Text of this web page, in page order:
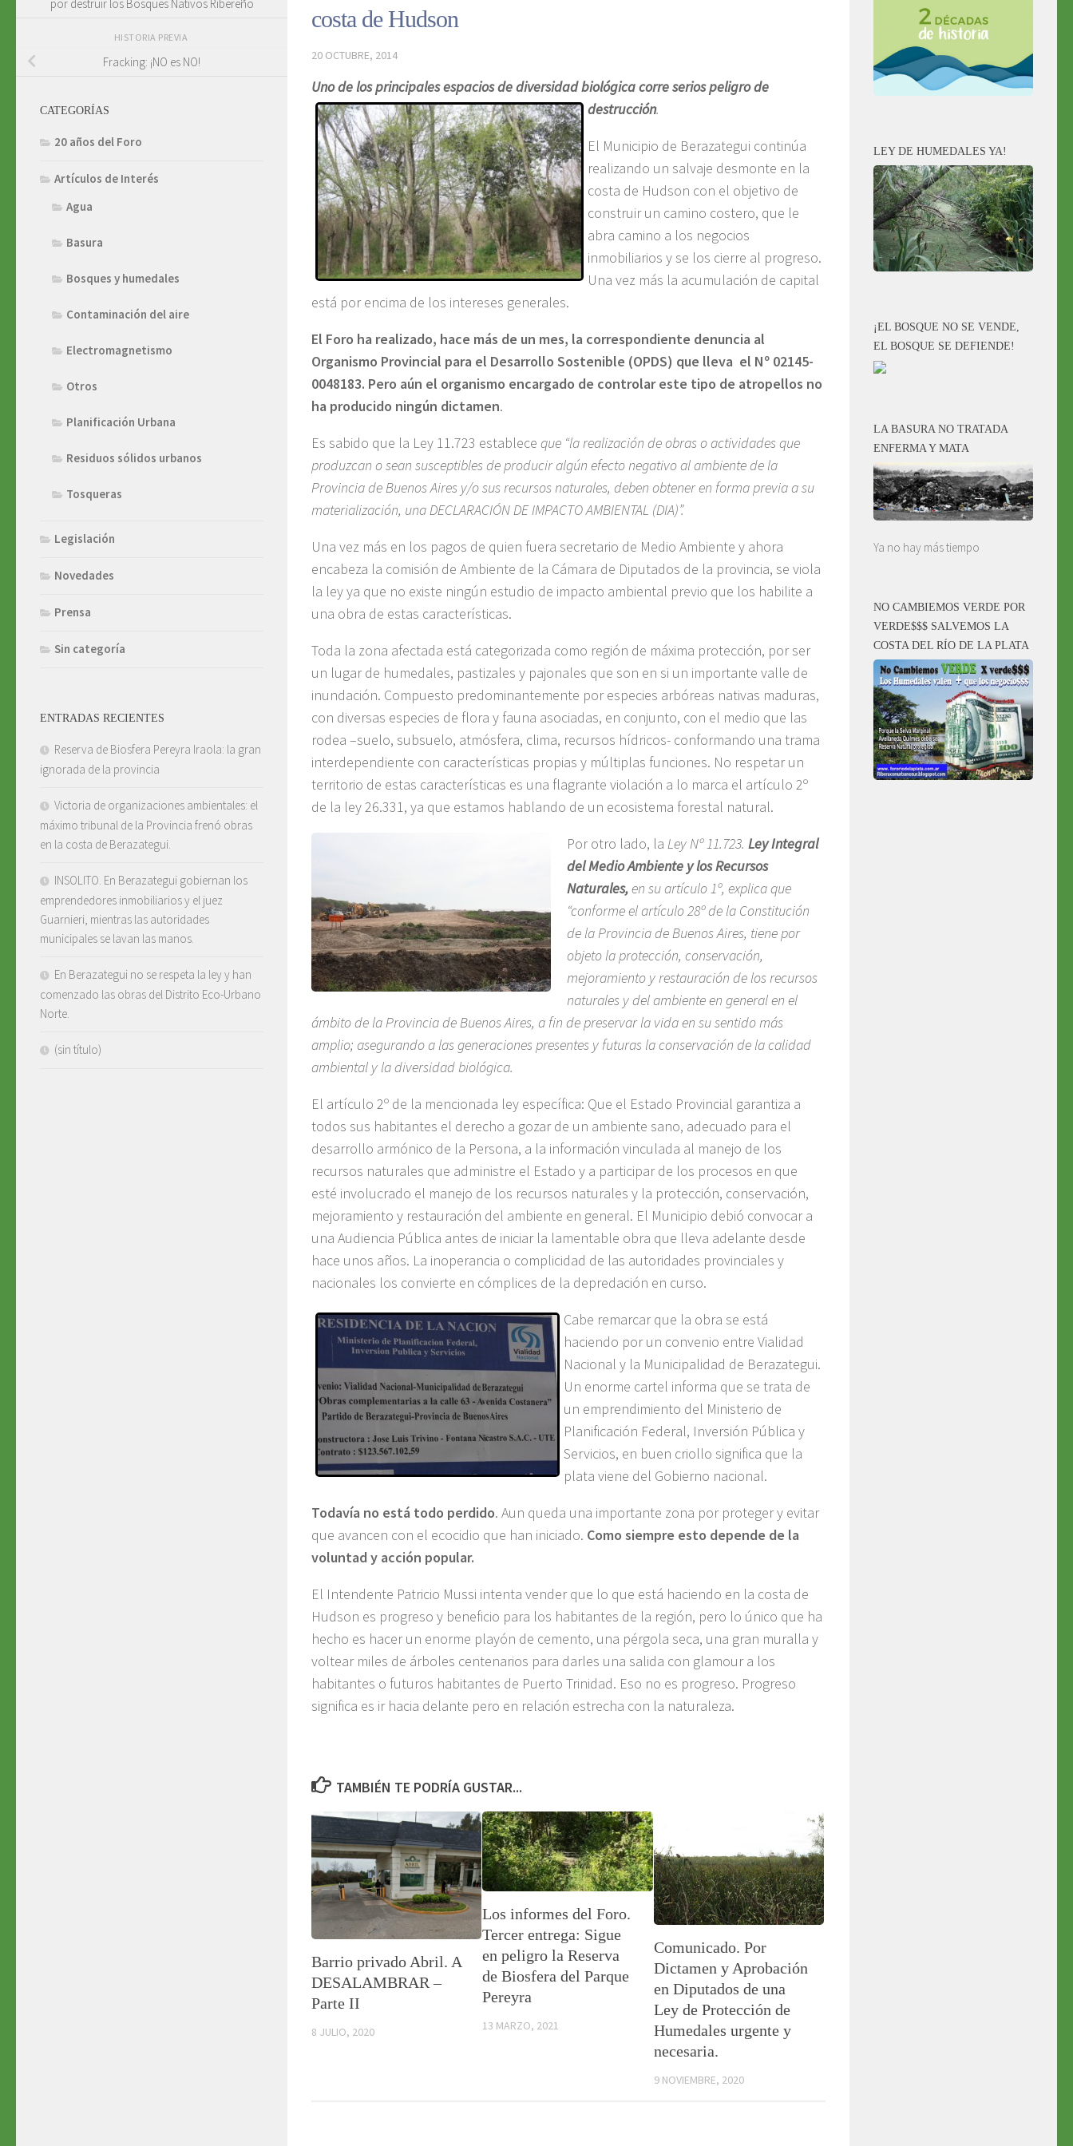
costa de Hudson
20 OCTUBRE, 2014
Uno de los principales espacios de diversidad biológicacorre serios peligro de
destrucción.
El Municipio de Berazategui continúa
realizando un salvaje desmonte en la
costa de Hudson con el objetivo de
construir un camino costero, que le
abra camino a los negocios
inmobiliarios y se los cierre al progreso.
Una vez más la acumulación de capital
está por encima de los intereses generales.
El Foro ha realizado, hace más de un mes, la correspondiente denuncia al
Organismo Provincial para el Desarrollo Sostenible (OPDS) que lleva el Nº 02145-
0048183. Pero aún el organismo encargado de controlar este tipo de atropellos no
ha producido ningún dictamen.
Es sabido que la Ley 11.723 establece que “la realización de obras o actividades que
produzcan o sean susceptibles de producir algún efecto negativo al ambiente de la
Provincia de Buenos Aires y/o sus recursos naturales, deben obtener en forma previa a su
materialización, una DECLARACIÓN DE IMPACTO AMBIENTAL (DIA)”.
Una vez más en los pagos de quien fuera secretario de Medio Ambiente y ahora
encabeza la comisión de Ambiente de la Cámara de Diputados de la provincia, se viola
la ley ya que no existe ningún estudio de impacto ambiental previo que los habilite a
una obra de estas características.
Toda la zona afectada está categorizada como región de máxima protección, por ser
un lugar de humedales, pastizales y pajonales que son en si un importante valle de
inundación. Compuesto predominantemente por especies arbóreas nativas maduras,
con diversas especies de flora y fauna asociadas, en conjunto, con el medio que las
rodea –suelo, subsuelo, atmósfera, clima, recursos hídricos- conformando una trama
interdependiente con características propias y múltiplas funciones. No respetar un
territorio de estas características es una flagrante violación a lo marca el artículo 2º
de la ley 26.331, ya que estamos hablando de un ecosistema forestal natural.
Por otro lado, la Ley Nº 11.723. Ley Integral
del Medio Ambiente y los Recursos
Naturales,en su artículo 1º, explica que
“conforme el artículo 28º de la Constitución
de la Provincia de Buenos Aires, tiene por
objeto la protección, conservación,
mejoramiento y restauración de los recursos
naturales y del ambiente en general en el
ámbito de la Provincia de Buenos Aires, a fin de preservar la vida en su sentido más
amplio; asegurando a las generaciones presentes y futuras la conservación de la calidad
ambiental y la diversidad biológica.
El artículo 2º de la mencionada ley específica: Que el Estado Provincial garantiza a
todos sus habitantes el derecho a gozar de un ambiente sano, adecuado para el
desarrollo armónico de la Persona, a la información vinculada al manejo de los
recursos naturales que administre el Estado y a participar de los procesos en que
esté involucrado el manejo de los recursos naturales y la protección, conservación,
mejoramiento y restauración del ambiente en general. El Municipio debió convocar a
una Audiencia Pública antes de iniciar la lamentable obra que lleva adelante desde
hace unos años. La inoperancia o complicidad de las autoridades provinciales y
nacionales los convierte en cómplices de la depredación en curso.
Cabe remarcar que la obra se está
haciendo por un convenio entre Vialidad
Nacional y la Municipalidad de Berazategui.
Un enorme cartel informa que se trata de
un emprendimiento del Ministerio de
Planificación Federal, Inversión Pública y
Servicios, en buen criollo significa que la
plata viene del Gobierno nacional.
Todavía no está todo perdido. Aun queda una importante zona por proteger y evitar
que avancen con el ecocidio que han iniciado. Como siempre esto depende de la
voluntad y acción popular.
El Intendente Patricio Mussi intenta vender que lo que está haciendo en la costa de
Hudson es progreso y beneficio para los habitantes de la región, pero lo único que ha
hecho es hacer un enorme playón de cemento, una pérgola seca, una gran muralla y
voltear miles de árboles centenarios para darles una salida con glamour a los
habitantes o futuros habitantes de Puerto Trinidad. Eso no es progreso. Progreso
significa es ir hacia delante pero en relación estrecha con la naturaleza.
TAMBIÉN TE PODRÍA GUSTAR...
Barrio privado Abril. A
DESALAMBRAR –
Parte II
8 JULIO, 2020
Los informes del Foro.
Tercer entrega: Sigue
en peligro la Reserva
de Biosfera del Parque
Pereyra
13 MARZO, 2021
Comunicado. Por
Dictamen y Aprobación
en Diputados de una
Ley de Protección de
Humedales urgente y
necesaria.
9 NOVIEMBRE, 2020
por destruir los Bosques Nativos Ribereño
HISTORIA PREVIA
Fracking: ¡NO es NO!
CATEGORÍAS
20 años del Foro
Artículos de Interés
Agua
Basura
Bosques y humedales
Contaminación del aire
Electromagnetismo
Otros
Planificación Urbana
Residuos sólidos urbanos
Tosqueras
Legislación
Novedades
Prensa
Sin categoría
ENTRADAS RECIENTES
Reserva de Biosfera Pereyra Iraola: la gran
ignorada de la provincia
Victoria de organizaciones ambientales: el
máximo tribunal de la Provincia frenó obras
en la costa de Berazategui.
INSOLITO. En Berazategui gobiernan los
emprendedores inmobiliarios y el juez
Guarnieri, mientras las autoridades
municipales se lavan las manos.
En Berazategui no se respeta la ley y han
comenzado las obras del Distrito Eco-Urbano
Norte.
(sin título)
LEY DE HUMEDALES YA!
¡EL BOSQUE NO SE VENDE,
EL BOSQUE SE DEFIENDE!
LA BASURA NO TRATADA
ENFERMA Y MATA
Ya no hay más tiempo
NO CAMBIEMOS VERDE POR
VERDE$$$ SALVEMOS LA
COSTA DEL RÍO DE LA PLATA